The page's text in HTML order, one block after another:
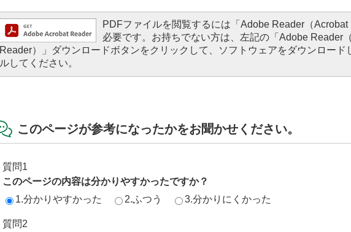
PDFファイルを閲覧するには「Adobe Reader（
必要です。お持ちでない方は、左記の「Adobe Reader
Reader）」ダウンロードボタンをクリックして、ソフトウェアをダウンロード
ルしてください。
このページが参考になったかをお聞かせください。
質問1
このページの内容は分かりやすかったですか？
1.分かりやすかった
2.ふつう 3.分かりにくかった
質問2